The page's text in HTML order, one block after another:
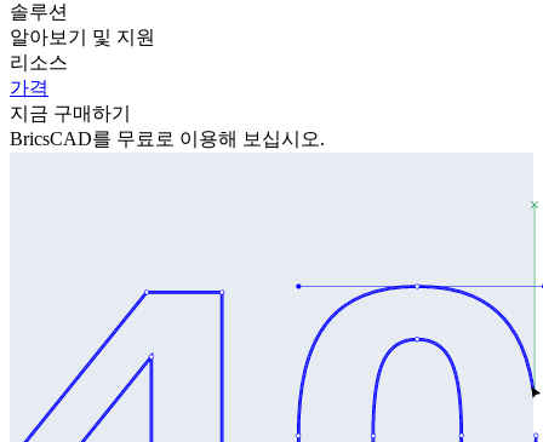
솔루션
알아보기 및 지원
리소스
가격
지금 구매하기
BricsCAD를 무료로 이용해 보십시오.